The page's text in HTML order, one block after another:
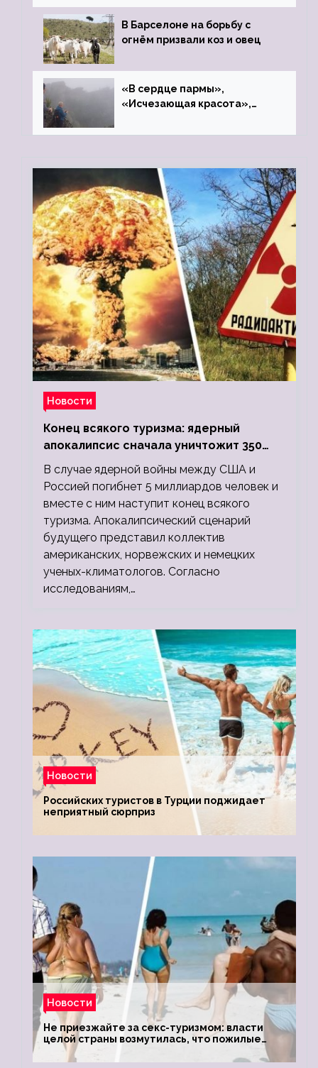
В Барселоне на борьбу с
огнём призвали коз и овец
«В сердце пармы»,
«Исчезающая красота»,
Новости
Конец всякого туризма: ядерный
апокалипсис сначала уничтожит 350
миллионов, а потом 5 миллиардов
людей
В случае ядерной войны между США и
Россией погибнет 5 миллиардов человек и
вместе с ним наступит конец всякого
туризма. Апокалипсический сценарий
будущего представил коллектив
американских, норвежских и немецких
ученых-климатологов. Согласно
исследованиям,…
Новости
Российских туристов в Турции поджидает
неприятный сюрприз
Новости
Не приезжайте за секс-туризмом: власти
целой страны возмутилась, что пожилые
туристки массово едут к ним, чтобы
обзавестись молодыми любовниками